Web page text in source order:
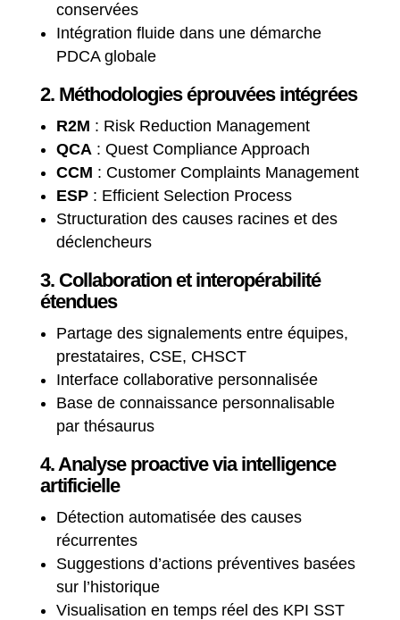
conservées
Intégration fluide dans une démarche
PDCA globale
2. Méthodologies éprouvées intégrées
R2M : Risk Reduction Management
QCA: Quest Compliance Approach
CCM : Customer Complaints Management
ESP: Efficient Selection Process
Structuration des causes racines et des
déclencheurs
3. Collaboration et interopérabilité
étendues
Partage des signalements entre équipes,
prestataires, CSE, CHSCT
Interface collaborative personnalisée
Base de connaissance personnalisable
par thésaurus
4. Analyse proactive via intelligence
artificielle
Détection automatisée des causes
récurrentes
Suggestions d’actions préventives basées
sur l’historique
Visualisation en temps réel des KPI SST